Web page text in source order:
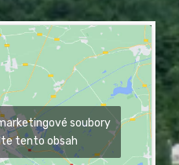
soubory
tento obsah